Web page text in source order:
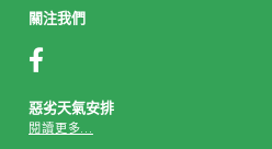
關注我們
惡劣天氣安排
閱讀更多...